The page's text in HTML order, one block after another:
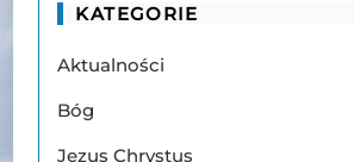
KATEGORIE
Aktualności
Bóg
Jezus Chrystus